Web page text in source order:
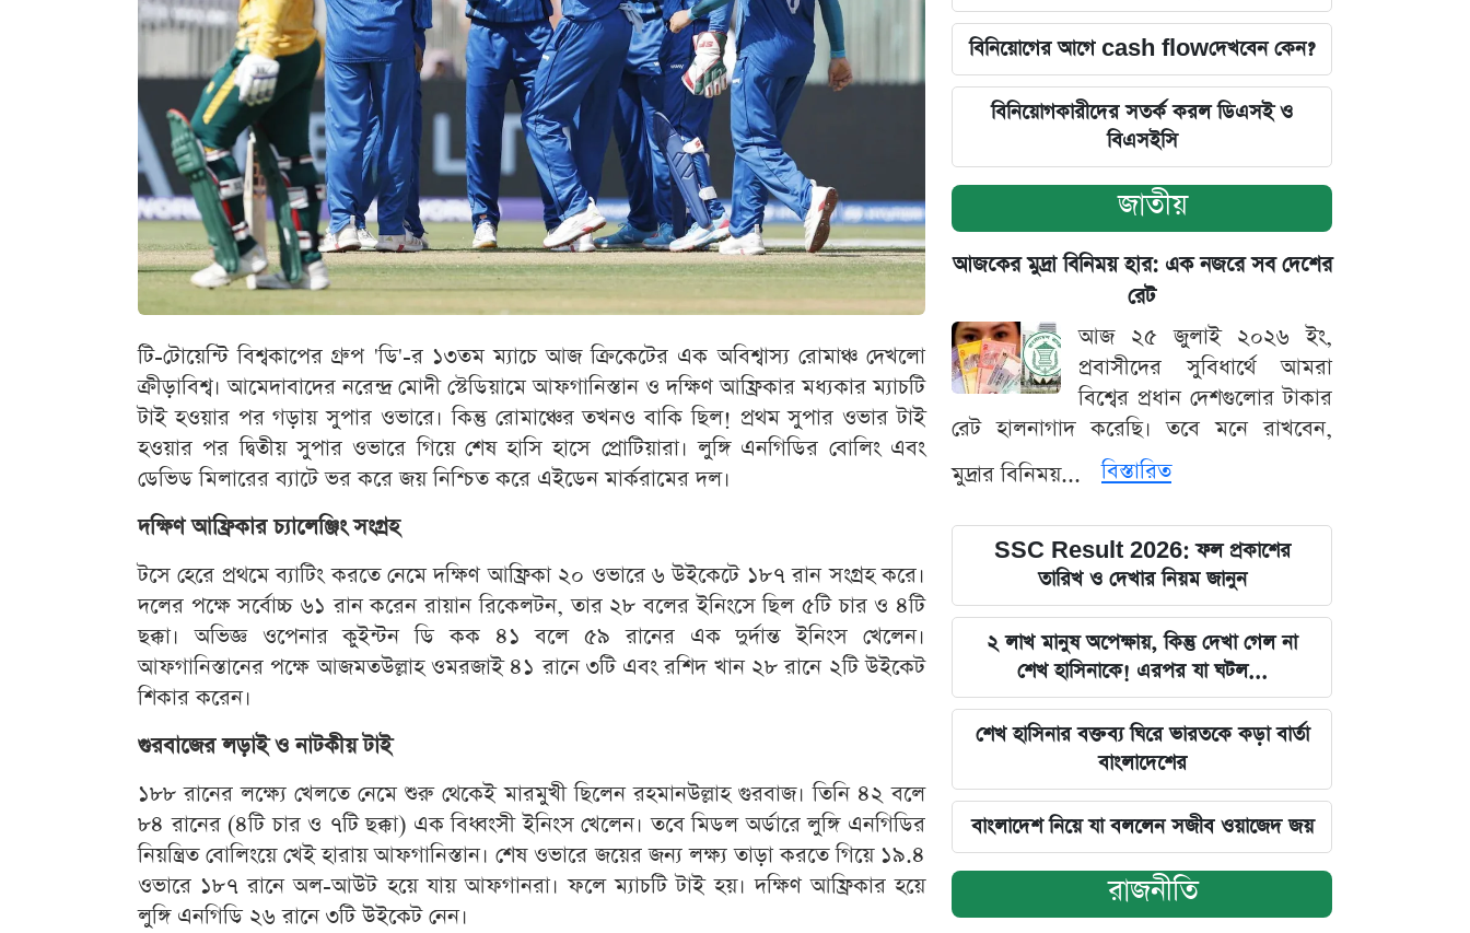
টি-টোয়েন্টি বিশ্বকাপের গ্রুপ 'ডি'-র ১৩তম ম্যাচে আজ ক্রিকেটের এক অবিশ্বাস্য রোমাঞ্চ দেখলো
ক্রীড়াবিশ্ব। আমেদাবাদের নরেন্দ্র মোদী স্টেডিয়ামে আফগানিস্তান ও দক্ষিণ আফ্রিকার মধ্যকার ম্যাচটি
টাই হওয়ার পর গড়ায় সুপার ওভারে। কিন্তু রোমাঞ্চের তখনও বাকি ছিল! প্রথম সুপার ওভার টাই
হওয়ার পর দ্বিতীয় সুপার ওভারে গিয়ে শেষ হাসি হাসে প্রোটিয়ারা। লুঙ্গি এনগিডির বোলিং এবং
ডেভিড মিলারের ব্যাটে ভর করে জয় নিশ্চিত করে এইডেন মার্করামের দল।
দক্ষিণ আফ্রিকার চ্যালেঞ্জিং সংগ্রহ
টসে হেরে প্রথমে ব্যাটিং করতে নেমে দক্ষিণ আফ্রিকা ২০ ওভারে ৬ উইকেটে ১৮৭ রান সংগ্রহ করে।
দলের পক্ষে সর্বোচ্চ ৬১ রান করেন রায়ান রিকেলটন, তার ২৮ বলের ইনিংসে ছিল ৫টি চার ও ৪টি
ছক্কা। অভিজ্ঞ ওপেনার কুইন্টন ডি কক ৪১ বলে ৫৯ রানের এক দুর্দান্ত ইনিংস খেলেন।
আফগানিস্তানের পক্ষে আজমতউল্লাহ ওমরজাই ৪১ রানে ৩টি এবং রশিদ খান ২৮ রানে ২টি উইকেট
শিকার করেন।
গুরবাজের লড়াই ও নাটকীয় টাই
১৮৮ রানের লক্ষ্যে খেলতে নেমে শুরু থেকেই মারমুখী ছিলেন রহমানউল্লাহ গুরবাজ। তিনি ৪২ বলে
৮৪ রানের (৪টি চার ও ৭টি ছক্কা) এক বিধ্বংসী ইনিংস খেলেন। তবে মিডল অর্ডারে লুঙ্গি এনগিডির
নিয়ন্ত্রিত বোলিংয়ে খেই হারায় আফগানিস্তান। শেষ ওভারে জয়ের জন্য লক্ষ্য তাড়া করতে গিয়ে ১৯.৪
ওভারে ১৮৭ রানে অল-আউট হয়ে যায় আফগানরা। ফলে ম্যাচটি টাই হয়। দক্ষিণ আফ্রিকার হয়ে
লুঙ্গি এনগিডি ২৬ রানে ৩টি উইকেট নেন।
বিনিয়োগের আগে cash flowদেখবেন কেন?
বিনিয়োগকারীদের সতর্ক করল ডিএসই ও
বিএসইসি
জাতীয়
আজকের মুদ্রা বিনিময় হার: এক নজরে সব দেশের
রেট
আজ ২৫ জুলাই ২০২৬ ইং,
প্রবাসীদের সুবিধার্থে আমরা
বিশ্বের প্রধান দেশগুলোর টাকার
রেট হালনাগাদ করেছি। তবে মনে রাখবেন,
মুদ্রার বিনিময়...
বিস্তারিত
SSC Result 2026: ফল প্রকাশের
তারিখ ও দেখার নিয়ম জানুন
২ লাখ মানুষ অপেক্ষায়, কিন্তু দেখা গেল না
শেখ হাসিনাকে! এরপর যা ঘটল...
শেখ হাসিনার বক্তব্য ঘিরে ভারতকে কড়া বার্তা
বাংলাদেশের
বাংলাদেশ নিয়ে যা বললেন সজীব ওয়াজেদ জয়
রাজনীতি